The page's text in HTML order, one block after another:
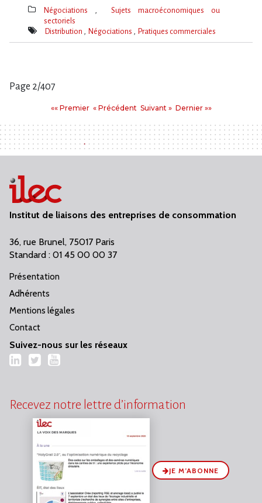
Thèmes(s)
Négociations
Sujets macroéconomiques ou
sectoriels
Mot(s)-
Distribution Négociations Pratiques commerciales
Page 2/407
«« PremierPremier
« PrécédentPrécédent
Suivant
Suivant » Dernier
Dernier »»
Institut de liaisons des entreprises de consommation
36, rue Brunel, 75017 Paris
Standard : 01 45 00 00 37
Présentation
Adhérents
Mentions légales
Contact
Suivez-nous sur les réseaux
LinkedIn
TwitterYouTube
Recevez notre lettre d’information
JE M’ABONNE